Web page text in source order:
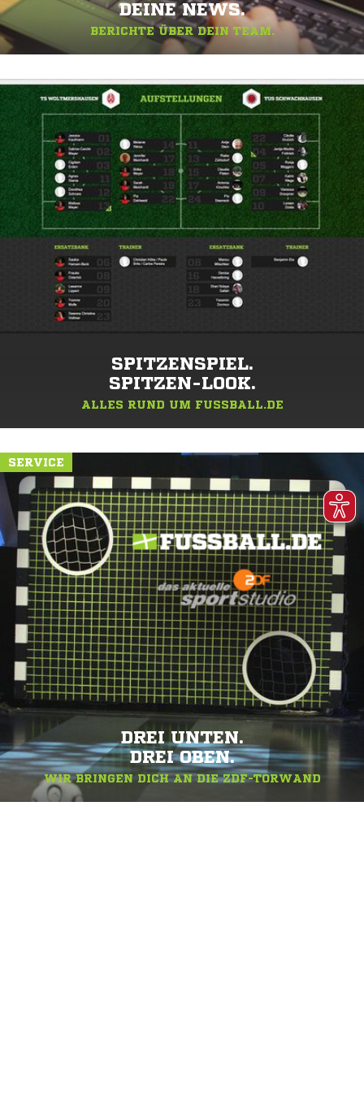
DEINE NEWS.
BERICHTE ÜBER DEIN TEAM.
SPITZENSPIEL.
SPITZEN-LOOK.
ALLES RUND UM FUSSBALL.DE
SERVICE
DREI UNTEN.
DREI OBEN.
WIR BRINGEN DICH AN DIE ZDF-TORWAND